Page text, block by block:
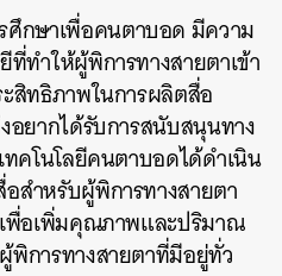
ศึกษาเพื่อคนตาบอดมีความ
ทำให้ผู้พิการทางสายตาเข้า
สิทธิภาพในการผลิตสื่อ
อยากได้รับการสนับสนุนทาง
คโนโลยีคนตาบอดได้ดำเนิน
สำหรับผู้พิการทางสายตา
พื่อเพิ่มคุณภาพและปริมาณ
การทางสายตาที่มีอยู่ทั่ว